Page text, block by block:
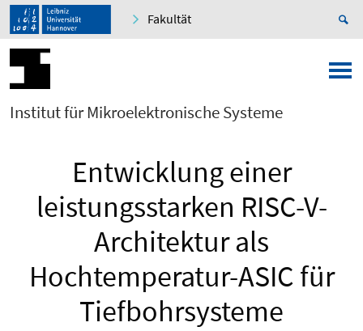
Fakultät
Institut für Mikroelektronische Systeme
Entwicklung einer
leistungsstarken RISC-V-
Architektur als
Hochtemperatur-ASIC für
Tiefbohrsysteme